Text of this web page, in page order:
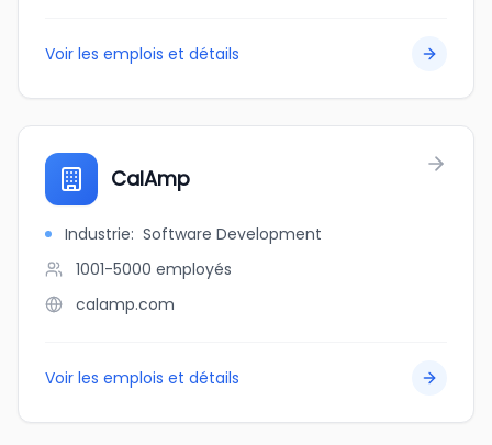
Voir les emplois et détails
CalAmp
Industrie: Software Development
1001-5000 employés
calamp.com
Voir les emplois et détails